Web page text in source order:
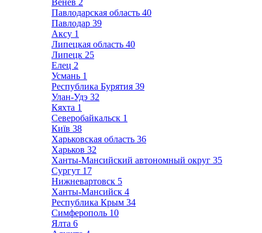
Венев 2
Павлодарская область 40
Павлодар 39
Аксу 1
Липецкая область 40
Липецк 25
Елец 2
Усмань 1
Республика Бурятия 39
Улан-Удэ 32
Кяхта 1
Северобайкальск 1
Київ 38
Харьковская область 36
Харьков 32
Ханты-Мансийский автономный округ 35
Сургут 17
Нижневартовск 5
Ханты-Мансийск 4
Республика Крым 34
Симферополь 10
Ялта 6